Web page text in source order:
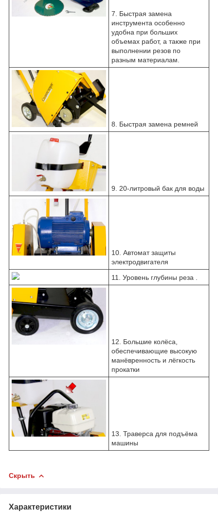
7. Быстрая замена
инструмента особенно
удобна при больших
объемах работ, а также при
выполнении резов по
разным материалам.
8. Быстрая замена ремней
9. 20-литровый бак для воды
10. Автомат защиты
электродвигателя
11. Уровень глубины реза .
12. Большие колёса,
обеспечивающие высокую
манёвренность и лёгкость
прокатки
13. Траверса для подъёма
машины
Скрыть
Характеристики